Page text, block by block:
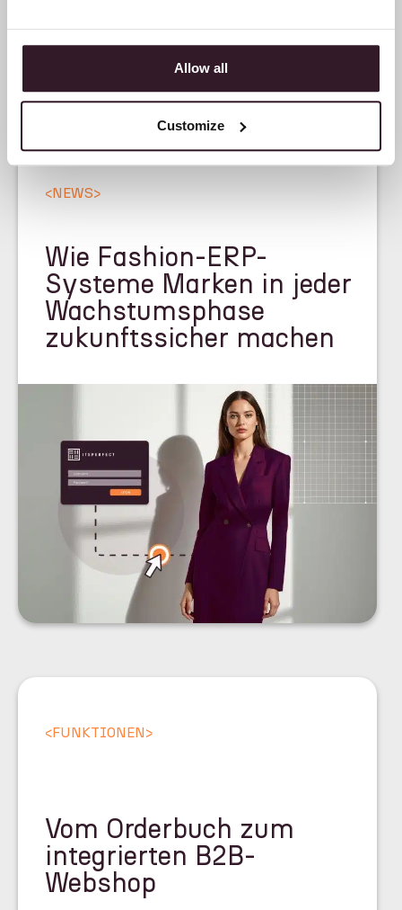
Allow all
Customize
<NEWS>
Wie Fashion-ERP-
Systeme Marken in jeder
Wachstumsphase
zukunftssicher machen
<FUNKTIONEN >
Vom Orderbuch zum
integrierten B2B-
Webshop